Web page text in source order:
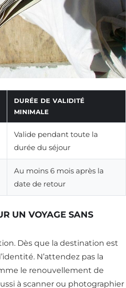
DURÉE DE VALIDITÉ
MINIMALE
Valide pendant toute la
durée du séjour
Au moins 6 mois après la
date de retour
UN VOYAGE SANS
Dès que la destination est
N’attendez pas la
le renouvellement de
à scanner ou photographier